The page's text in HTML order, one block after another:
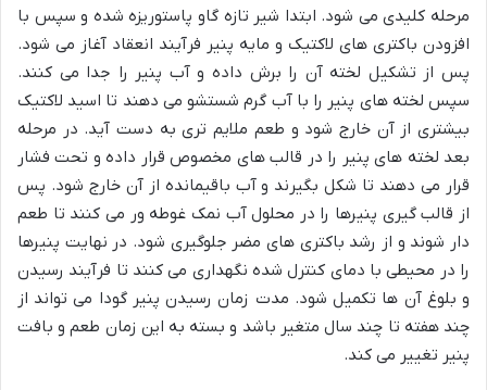
مرحله کلیدی می شود. ابتدا شیر تازه گاو پاستوریزه شده و سپس با
افزودن باکتری های لاکتیک و مایه پنیر فرآیند انعقاد آغاز می شود.
پس از تشکیل لخته آن را برش داده و آب پنیر را جدا می کنند.
سپس لخته های پنیر را با آب گرم شستشو می دهند تا اسید لاکتیک
بیشتری از آن خارج شود و طعم ملایم تری به دست آید. در مرحله
بعد لخته های پنیر را در قالب های مخصوص قرار داده و تحت فشار
قرار می دهند تا شکل بگیرند و آب باقیمانده از آن خارج شود. پس
از قالب گیری پنیرها را در محلول آب نمک غوطه ور می کنند تا طعم
دار شوند و از رشد باکتری های مضر جلوگیری شود. در نهایت پنیرها
را در محیطی با دمای کنترل شده نگهداری می کنند تا فرآیند رسیدن
و بلوغ آن ها تکمیل شود. مدت زمان رسیدن پنیر گودا می تواند از
چند هفته تا چند سال متغیر باشد و بسته به این زمان طعم و بافت
پنیر تغییر می کند.